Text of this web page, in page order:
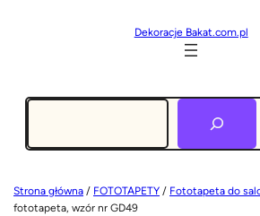
Dekoracje Bakat.com.pl
Szukaj
Strona główna / FOTOTAPETY / Fototapeta do
fototapeta, wzór nr GD49